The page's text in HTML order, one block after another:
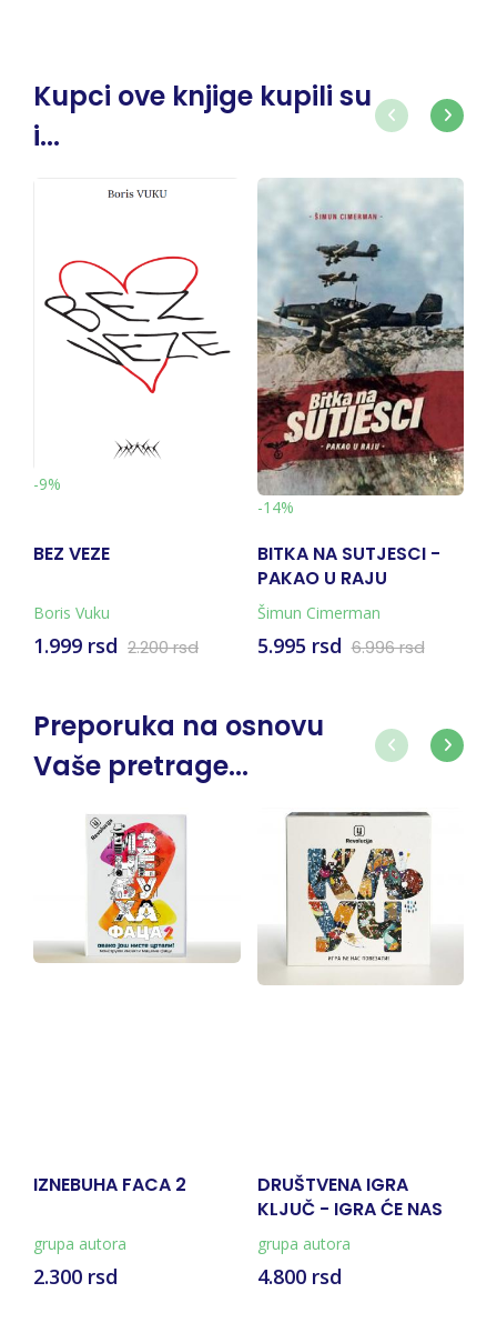
Kupci ove knjige kupili su
i...
-9%
BEZ VEZE
Boris Vuku
1.999 rsd 2.200 rsd
-14%
BITKA NA SUTJESCI -
PAKAO U RAJU
(KNJIGA + KARTA)
Šimun Cimerman
5.995 rsd 6.996 rsd
Preporuka na osnovu
Vaše pretrage...
IZNEBUHA FACA 2
grupa autora
2.300 rsd
DRUŠTVENA IGRA
KLJUČ - IGRA ĆE NAS
POVEZATI
grupa autora
4.800 rsd